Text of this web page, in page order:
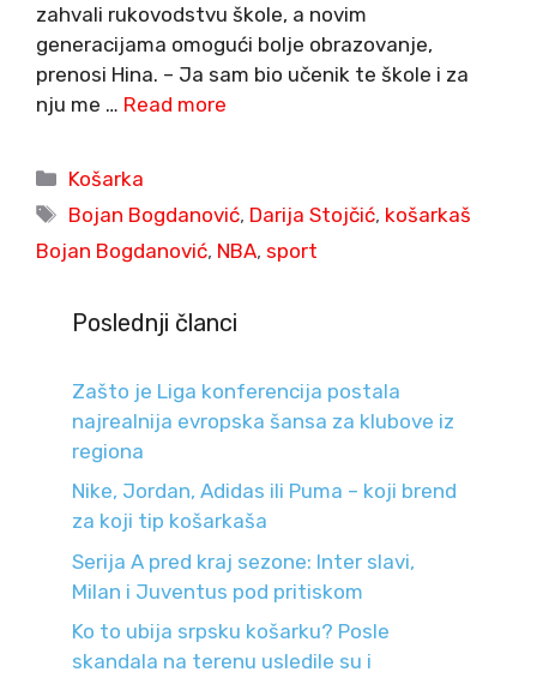
zahvali rukovodstvu škole, a novim
generacijama omogući bolje obrazovanje,
prenosi Hina. – Ja sam bio učenik te škole i za
nju me … Read more
Categories
Košarka
Tags
Bojan Bogdanović, Darija Stojčić, košarkaš
Bojan Bogdanović, NBA, sport
Poslednji članci
Zašto je Liga konferencija postala
najrealnija evropska šansa za klubove iz
regiona
Nike, Jordan, Adidas ili Puma – koji brend
za koji tip košarkaša
Serija A pred kraj sezone: Inter slavi,
Milan i Juventus pod pritiskom
Ko to ubija srpsku košarku? Posle
skandala na terenu usledile su i